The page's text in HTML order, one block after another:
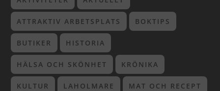
ATTRAKTIV ARBETSPLATS BOKTIPS
BUTIKER HISTORIA
HÄLSA OCH SKÖNHET KRÖNIKA
KULTUR LAHOLMARE MAT OCH RECEPT